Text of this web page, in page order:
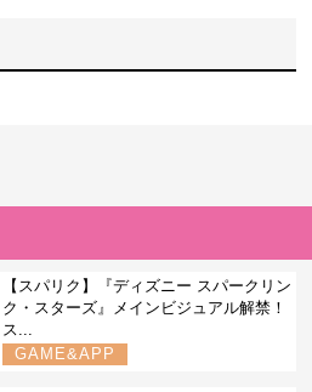
【スパリク】『ディズニー スパークリン
ク・スターズ』メインビジュアル解禁！
ス...
GAME&APP